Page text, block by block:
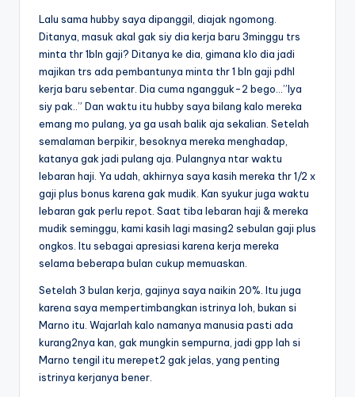
Lalu sama hubby saya dipanggil, diajak ngomong.
Ditanya, masuk akal gak siy dia kerja baru 3minggu trs
minta thr 1bln gaji? Ditanya ke dia, gimana klo dia jadi
majikan trs ada pembantunya minta thr 1 bln gaji pdhl
kerja baru sebentar. Dia cuma ngangguk-2 bego…”Iya
siy pak..” Dan waktu itu hubby saya bilang kalo mereka
emang mo pulang, ya ga usah balik aja sekalian. Setelah
semalaman berpikir, besoknya mereka menghadap,
katanya gak jadi pulang aja. Pulangnya ntar waktu
lebaran haji. Ya udah, akhirnya saya kasih mereka thr 1/2 x
gaji plus bonus karena gak mudik. Kan syukur juga waktu
lebaran gak perlu repot. Saat tiba lebaran haji & mereka
mudik seminggu, kami kasih lagi masing2 sebulan gaji plus
ongkos. Itu sebagai apresiasi karena kerja mereka
selama beberapa bulan cukup memuaskan.
Setelah 3 bulan kerja, gajinya saya naikin 20%. Itu juga
karena saya mempertimbangkan istrinya loh, bukan si
Marno itu. Wajarlah kalo namanya manusia pasti ada
kurang2nya kan, gak mungkin sempurna, jadi gpp lah si
Marno tengil itu merepet2 gak jelas, yang penting
istrinya kerjanya bener.